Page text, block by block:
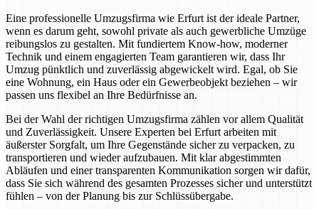
Eine professionelle Umzugsfirma wie Erfurt ist der ideale Partner,
wenn es darum geht, sowohl private als auch gewerbliche Umzüge
reibungslos zu gestalten. Mit fundiertem Know-how, moderner
Technik und einem engagierten Team garantieren wir, dass Ihr
Umzug pünktlich und zuverlässig abgewickelt wird. Egal, ob Sie
eine Wohnung, ein Haus oder ein Gewerbeobjekt beziehen – wir
passen uns flexibel an Ihre Bedürfnisse an.
Bei der Wahl der richtigen Umzugsfirma zählen vor allem Qualität
und Zuverlässigkeit. Unsere Experten bei Erfurt arbeiten mit
äußerster Sorgfalt, um Ihre Gegenstände sicher zu verpacken, zu
transportieren und wieder aufzubauen. Mit klar abgestimmten
Abläufen und einer transparenten Kommunikation sorgen wir dafür,
dass Sie sich während des gesamten Prozesses sicher und unterstützt
fühlen – von der Planung bis zur Schlüssübergabe.